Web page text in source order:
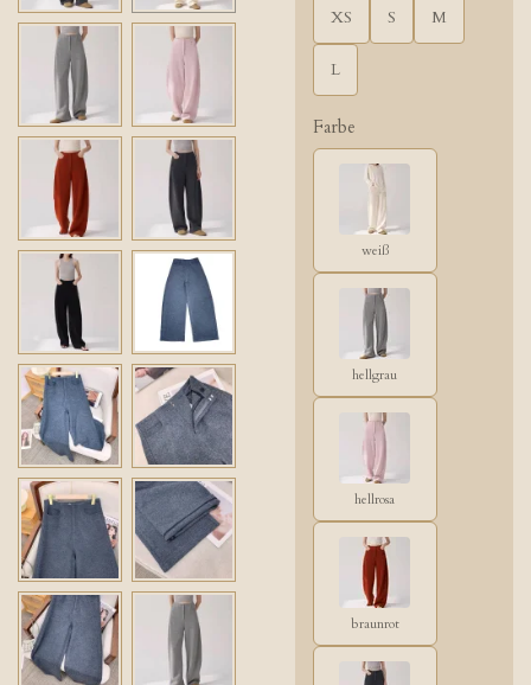
XS S M
L
Farbe
weiß
hellgrau
hellrosa
braunrot